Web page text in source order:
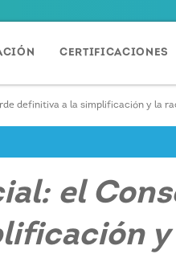
CERTIFICACIONES
definitiva a la simplificación y la
el
y